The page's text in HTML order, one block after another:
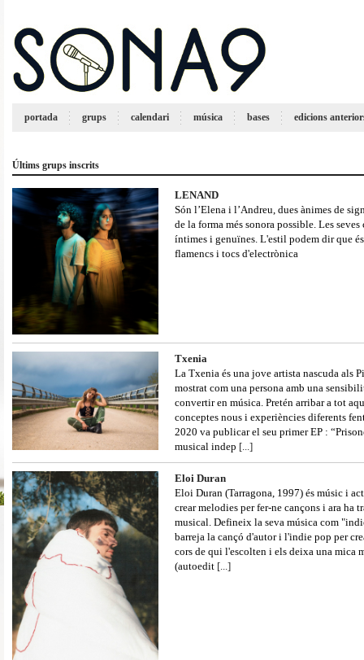
portada grups calendari música bases edicions
Últims grups inscrits
LENAND
Són l’Elena i l’Andreu, dues ànimes de
de la forma més sonora possible. Les
íntimes i genuïnes. L'estil podem dir que
flamencs i tocs d'electrònica
Txenia
La Txenia és una jove artista nascuda als
mostrat com una persona amb una
convertir en música. Pretén arribar a tot
conceptes nous i experiències diferents
2020 va publicar el seu primer EP :
musical indep [...]
Eloi Duran
Eloi Duran (Tarragona, 1997) és músic i
crear melodies per fer-ne cançons i ara ha
musical. Defineix la seva música com
barreja la cançó d'autor i l'indie pop per
cors de qui l'escolten i els deixa una mica
(autoedit [...]